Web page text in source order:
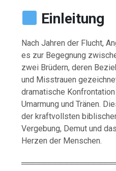
Einleitung
NachJahrender Flucht,
es zur Begegnung
zwei Brüdern,deren
und Misstrauen
dramatische
UmarmungundTränen.
derkraftvollsten
Vergebung, Demutund
Herzender Menschen.